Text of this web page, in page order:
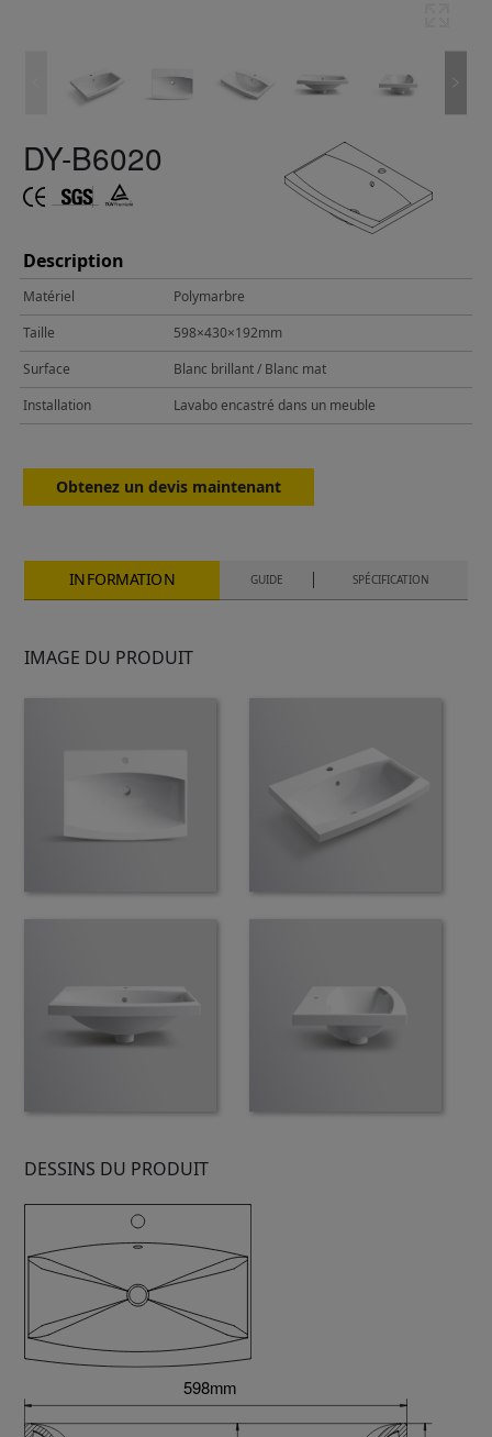
DY-B6020
Description
Matériel
Polymarbre
Taille
598×430×192mm
Surface
Blanc brillant / Blanc mat
Installation
Lavabo encastré dans un meuble
Obtenez un devis maintenant
INFORMATION GUIDE SPÉCIFICATION
IMAGE DU PRODUIT
DESSINS DU PRODUIT